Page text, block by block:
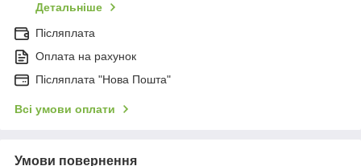
Детальніше
Післяплата
Оплата на рахунок
Післяплата "Нова Пошта"
Всі умови оплати
Умови повернення